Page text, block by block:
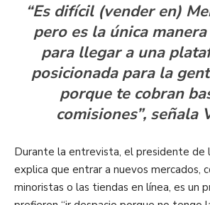
“Es difícil (vender en)
pero es la única
para llegar a una
posicionada para la
porque te cobran
comisiones”, señala
Durante la entrevista, el presidente de
explica que entrar a nuevos mercados,
minoristas o las tiendas en línea, es un